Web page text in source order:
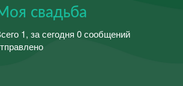
свадьба
1, за сегодня 0 сообщений